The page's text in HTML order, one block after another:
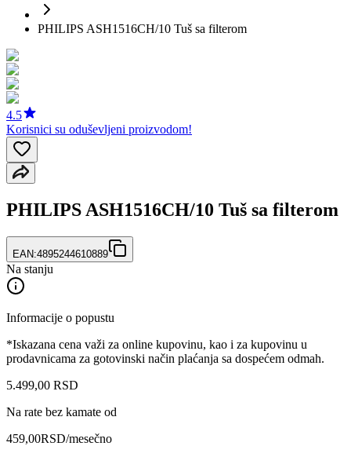
PHILIPS ASH1516CH/10 Tuš sa filterom
4.5
Korisnici su oduševljeni proizvodom!
PHILIPS ASH1516CH/10 Tuš sa filterom
EAN:4895244610889
Na stanju
Informacije o popustu
*Iskazana cena važi za online kupovinu, kao i za kupovinu u
prodavnicama za gotovinski način plaćanja sa dospećem odmah.
5.499,00 RSD
Na rate bez kamate od
459,00RSD/mesečno